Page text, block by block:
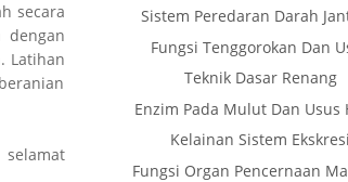
secara
dengan
Latihan
selamat
Sistem Peredaran Darah
Fungsi Tenggorokan Dan
Teknik Dasar Renang
Enzim Pada Mulut Dan Usus
Kelainan Sistem Ekskresi
Fungsi Organ Pencernaan